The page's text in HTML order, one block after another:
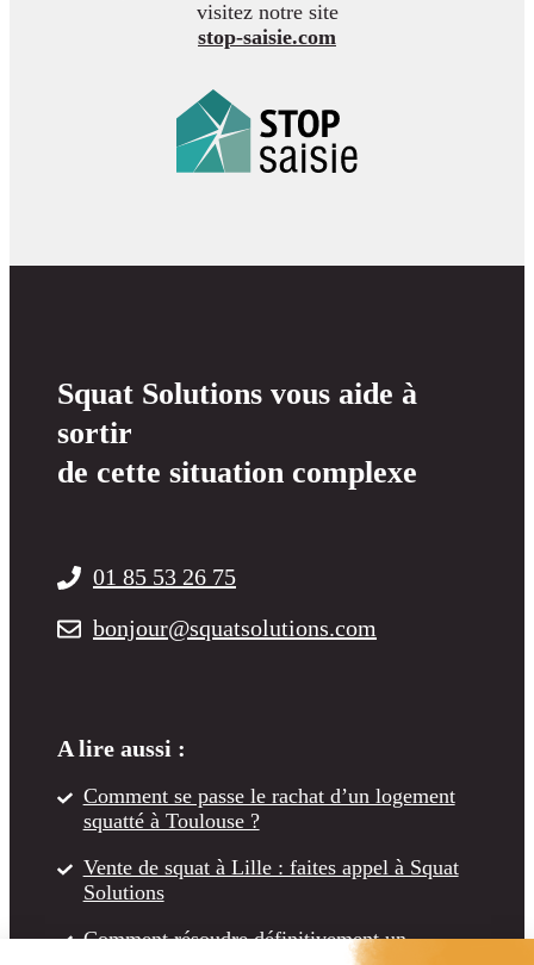
visitez notre site
stop-saisie.com
Squat Solutions vous aide à
sortir
de cette situation complexe
01 85 53 26 75
bonjour@squatsolutions.com
A lire aussi :
Comment se passe le rachat d’un logement
squatté à Toulouse ?
Vente de squat à Lille : faites appel à Squat
Solutions
Comment résoudre définitivement un